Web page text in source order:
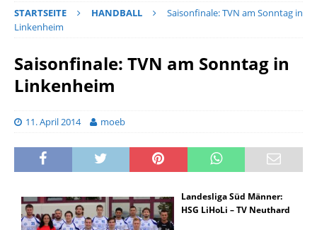
STARTSEITE HANDBALL
Saisonfinale: TVN am Sonntag in
Linkenheim
Saisonfinale: TVN am Sonntag in
Linkenheim
11. April 2014 moeb
Landesliga Süd Männer:
HSG LiHoLi – TV Neuthard